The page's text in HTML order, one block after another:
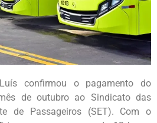
confirmou o pagamento do
de outubro ao Sindicato das
de Passageiros (SET). Com o